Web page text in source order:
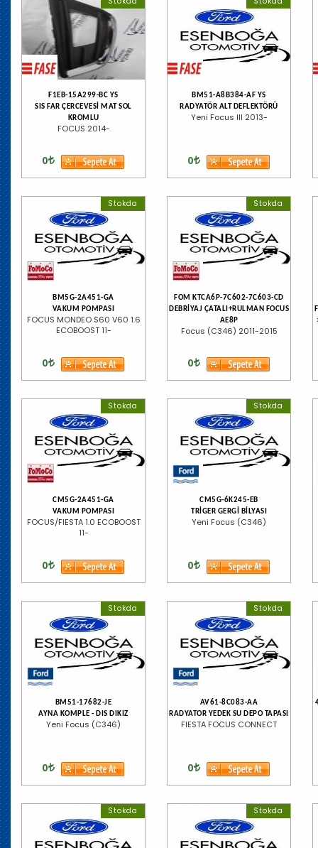
F1EB-15A299-BC YS
SIS FAR ÇERCEVESİ MAT SOL
KROMLU
FOCUS 2014-
0
BM51-A8B384-AF YS
RADYATÖR ALT DEFLEKTÖRÜ
Yeni Focus III 2013-
0
Stokda
BM5G-2A451-GA
VAKUM POMPASI
FOCUS MONDEO S60 V60 1.6
ECOBOOST 11-
0
Stokda
FOM KTCA6P-7C602-7C603-CD
DEBRİYAJ ÇATALI+RULMAN FOCUS
AE8P
Focus (C346) 2011-2015
0
Stokda
CM5G-2A451-GA
VAKUM POMPASI
FOCUS/FIESTA 1.0 ECOBOOST
11-
0
Stokda
CM5G-6K245-EB
TRİGER GERGİ BİLYASI
Yeni Focus (C346)
0
Stokda
BM51-17682-JE
AYNA KOMPLE - DIS DIKIZ
Yeni Focus (C346)
0
Stokda
AV61-8C083-AA
RADYATOR YEDEK SU DEPO TAPASI
FIESTA FOCUS CONNECT
0
Stokda Stokda